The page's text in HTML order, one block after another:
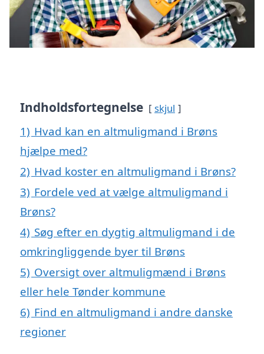
Indholdsfortegnelse skjul
1) Hvad kan en altmuligmand i Brøns
hjælpe med?
2) Hvad koster en altmuligmand i Brøns?
3) Fordele ved at vælge altmuligmand i
Brøns?
4) Søg efter en dygtig altmuligmand i de
omkringliggende byer til Brøns
5) Oversigt over altmuligmænd i Brøns
eller hele Tønder kommune
6) Find en altmuligmand i andre danske
regioner